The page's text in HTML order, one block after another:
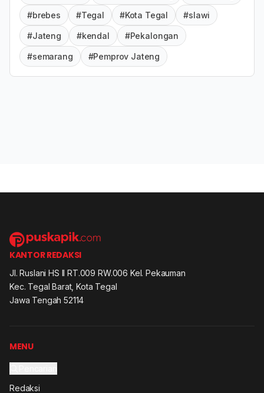
#brebes #Tegal #Kota Tegal #slawi
#Jateng #kendal #Pekalongan
#semarang #Pemprov Jateng
KANTOR REDAKSI
Jl. Ruslani HS II RT.009 RW.006 Kel. Pekauman
Kec. Tegal Barat, Kota Tegal
Jawa Tengah 52114
MENU
Redaksi